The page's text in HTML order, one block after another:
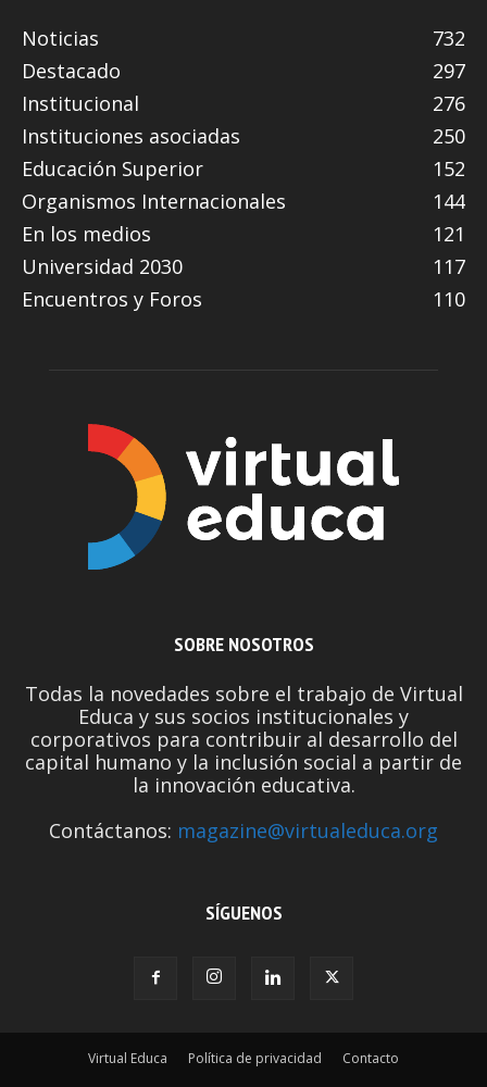
Noticias
732
Destacado
297
Institucional
276
Instituciones asociadas
250
Educación Superior
152
Organismos Internacionales
144
En los medios
121
Universidad 2030
117
Encuentros y Foros
110
SOBRE NOSOTROS
Todas la novedades sobre el trabajo de Virtual
Educa y sus socios institucionales y
corporativos para contribuir al desarrollo del
capital humano y la inclusión social a partir de
la innovación educativa.
Contáctanos: magazine@virtualeduca.org
SÍGUENOS
Virtual Educa Política de privacidad Contacto